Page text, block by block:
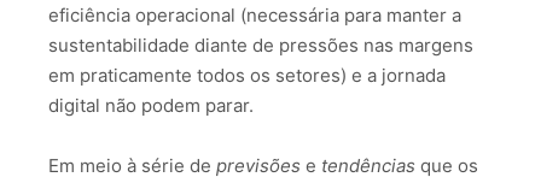
eficiência operacional (necessária para manter a
sustentabilidade diante de pressões nas margens
em praticamente todos os setores) e a jornada
digital não podem parar.
Em meio à série de previsões e tendências que os